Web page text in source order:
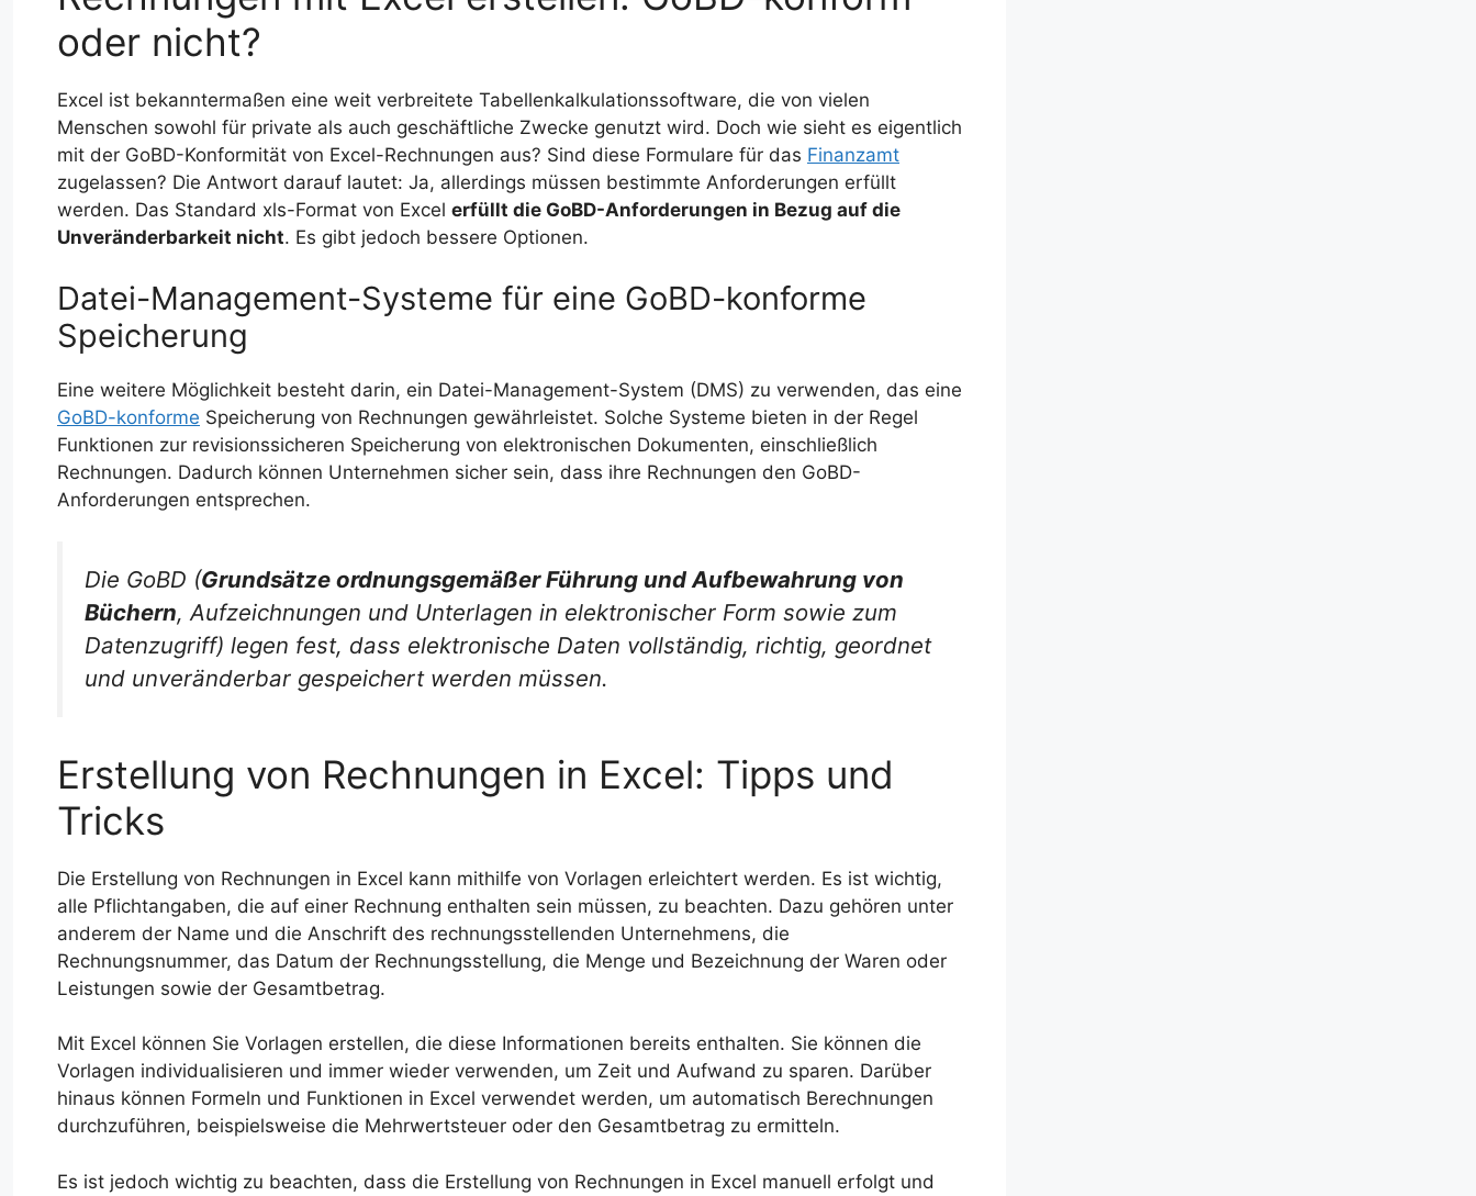
oder nicht?
Excel ist bekanntermaßen eine weit verbreitete Tabellenkalkulationssoftware, die von vielen
Menschen sowohl für private als auch geschäftliche Zwecke genutzt wird. Doch wie sieht es eigentlich
mit der GoBD-Konformität von Excel-Rechnungen aus? Sind diese Formulare für das Finanzamt
zugelassen? Die Antwort darauf lautet: Ja, allerdings müssen bestimmte Anforderungen erfüllt
werden. Das Standard xls-Format von Excel erfüllt die GoBD-Anforderungen in Bezug auf die
Unveränderbarkeit nicht. Es gibt jedoch bessere Optionen.
Datei-Management-Systeme für eine GoBD-konforme
Speicherung
Eine weitere Möglichkeit besteht darin, ein Datei-Management-System (DMS) zu verwenden, das eine
GoBD-konforme Speicherung von Rechnungen gewährleistet. Solche Systeme bieten in der Regel
Funktionen zur revisionssicheren Speicherung von elektronischen Dokumenten, einschließlich
Rechnungen. Dadurch können Unternehmen sicher sein, dass ihre Rechnungen den GoBD-
Anforderungen entsprechen.
Die GoBD (Grundsätze ordnungsgemäßer Führung und Aufbewahrung von
Büchern, Aufzeichnungen und Unterlagen in elektronischer Form sowie zum
Datenzugriff) legen fest, dass elektronische Daten vollständig, richtig, geordnet
und unveränderbar gespeichert werden müssen.
Erstellung von Rechnungen in Excel: Tipps und
Tricks
Die Erstellung von Rechnungen in Excel kann mithilfe von Vorlagen erleichtert werden. Es ist wichtig,
alle Pflichtangaben, die auf einer Rechnung enthalten sein müssen, zu beachten. Dazu gehören unter
anderem der Name und die Anschrift des rechnungsstellenden Unternehmens, die
Rechnungsnummer, das Datum der Rechnungsstellung, die Menge und Bezeichnung der Waren oder
Leistungen sowie der Gesamtbetrag.
Mit Excel können Sie Vorlagen erstellen, die diese Informationen bereits enthalten. Sie können die
Vorlagen individualisieren und immer wieder verwenden, um Zeit und Aufwand zu sparen. Darüber
hinaus können Formeln und Funktionen in Excel verwendet werden, um automatisch Berechnungen
durchzuführen, beispielsweise die Mehrwertsteuer oder den Gesamtbetrag zu ermitteln.
Es ist jedoch wichtig zu beachten, dass die Erstellung von Rechnungen in Excel manuell erfolgt und